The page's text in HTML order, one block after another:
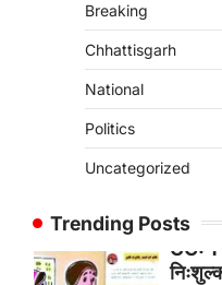
Breaking
Chhattisgarh
National
Politics
Uncategorized
Trending Posts
CG:
बकरी
रायपुर।
सशक्त
CG: 1